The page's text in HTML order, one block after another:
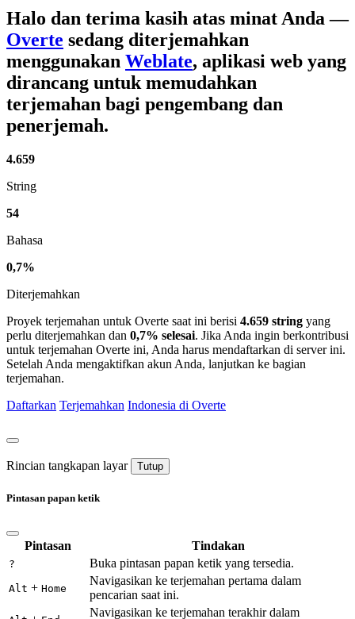
Halo dan terima kasih atas minat Anda —
Overte sedang diterjemahkan
menggunakan Weblate, aplikasi web yang
dirancang untuk memudahkan
terjemahan bagi pengembang dan
penerjemah.
4.659
String
54
Bahasa
0,7%
Diterjemahkan
Proyek terjemahan untuk Overte saat ini berisi 4.659 string yang
perlu diterjemahkan dan 0,7% selesai. Jika Anda ingin berkontribusi
untuk terjemahan Overte ini, Anda harus mendaftarkan di server ini.
Setelah Anda mengaktifkan akun Anda, lanjutkan ke bagian
terjemahan.
Daftarkan Terjemahkan Indonesia di Overte
Rincian tangkapan layar Tutup
Pintasan papan ketik
Pintasan Tindakan
? Buka pintasan papan ketik yang tersedia.
Alt + Home
Navigasikan ke terjemahan pertama dalam
pencarian saat ini.
Navigasikan ke terjemahan terakhir dalam